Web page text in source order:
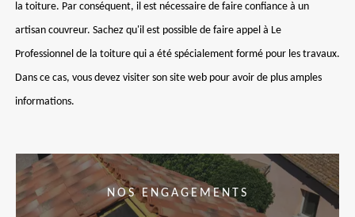
la toiture. Par conséquent, il est nécessaire de faire confiance à un
artisan couvreur. Sachez qu'il est possible de faire appel à Le
Professionnel de la toiture qui a été spécialement formé pour les travaux.
Dans ce cas, vous devez visiter son site web pour avoir de plus amples
informations.
NOS ENGAGEMENTS